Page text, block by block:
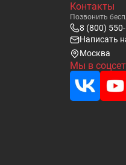
Контакты
Позвонить
8 (800)
Написать
Москва
Мы в